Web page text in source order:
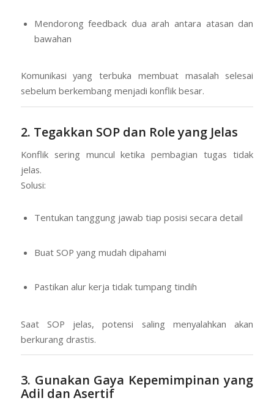
Mendorong feedback dua arah antara atasan dan
bawahan
Komunikasi yang terbuka membuat masalah selesai
sebelum berkembang menjadi konflik besar.
2. Tegakkan SOP dan Role yang Jelas
Konflik sering muncul ketika pembagian tugas tidak
jelas.
Solusi:
Tentukan tanggung jawab tiap posisi secara detail
Buat SOP yang mudah dipahami
Pastikan alur kerja tidak tumpang tindih
Saat SOP jelas, potensi saling menyalahkan akan
berkurang drastis.
3. Gunakan Gaya Kepemimpinan yang
Adil dan Asertif